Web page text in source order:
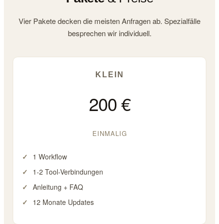
Vier Pakete decken die meisten Anfragen ab. Spezialfälle
besprechen wir individuell.
KLEIN
200 €
EINMALIG
1 Workflow
1-2 Tool-Verbindungen
Anleitung + FAQ
12 Monate Updates